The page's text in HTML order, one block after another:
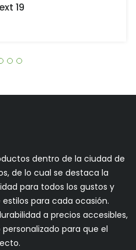
19
dentro de la ciudad de
de lo cual se destaca la
para todos los gustos y
para cada ocasión.
a precios accesibles,
para que el